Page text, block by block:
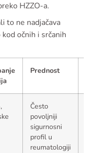
HZZO-a.
to ne nadjačava
očnih i srčanih
Prednost
Često
povoljniji
sigurnosni
profil u
reumatologiji